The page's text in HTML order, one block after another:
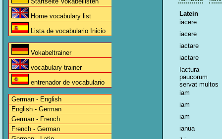
Home vocabulary list
Lista de vocabulario Inicio
Vokabeltrainer
vocabulary trainer
entrenador de vocabulario
German - English
English - German
German - French
French - German
Latein
iacere
iacere
iactare
iactare
Iactura
paucorum
servat multos
iam
iam
iam
ianua